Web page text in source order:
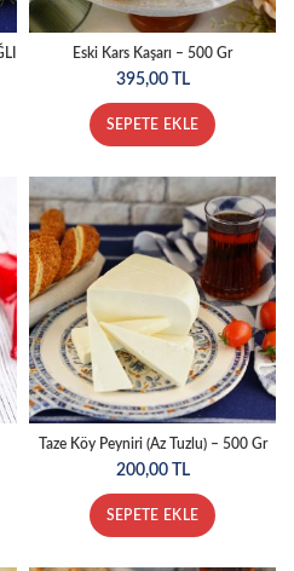
Eski Kars Kaşarı – 500 Gr
395,00 TL
SEPETE EKLE
Taze Köy Peyniri (Az Tuzlu) – 500 Gr
200,00 TL
SEPETE EKLE